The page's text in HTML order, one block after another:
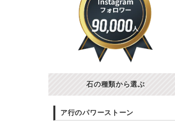
石の種類から選ぶ
ア行のパワーストーン